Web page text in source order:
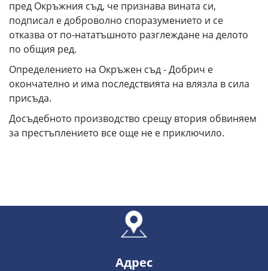
пред Окръжния съд, че признава вината си,
подписал е доброволно споразумението и се
отказва от по-нататъшното разглеждане на делото
по общия ред.
Определението на Окръжен съд - Добрич е
окончателно и има последствията на влязла в сила
присъда.
Досъдебното производство срещу втория обвиняем
за престъплението все още не е приключило.
Адрес